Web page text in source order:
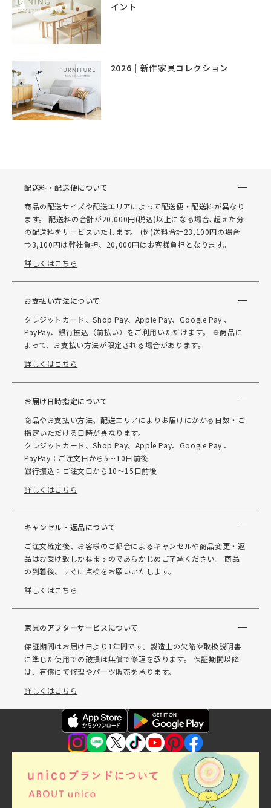
イント
2026｜新作家具コレクション
配送料・配送便について
商品の配送サイズや配送エリアによって配送便・配送料が異なり
ます。 配送料の合計が20,000円(税込)以上になる場合､超えた分
の配送料をサービスいたします。 (例)送料合計23,100円の場合
⇒3,100円は弊社負担、20,000円はお客様負担となります。
詳しくはこちら
お支払い方法について
クレジットカード、Shop Pay、Apple Pay、Google Pay 、
PayPay、銀行振込（前払い）をご利用いただけます。 ※商品に
よって、お支払い方法が限定される場合があります。
詳しくはこちら
お届け日時指定について
商品やお支払い方法、配送エリアによりお届けにかかる日数・ご
指定いただける日時が異なります。
クレジットカード、Shop Pay、Apple Pay、Google Pay 、
PayPay：ご注文日から5～10日前後
銀行振込：ご注文日から10～15日前後
詳しくはこちら
キャンセル・返品について
ご注文確定後、お客様のご都合によるキャンセルや商品変更・返
品はお受け致しかねますのであらかじめご了承ください。 商品
の到着後、すぐに点検をお願いいたします。
詳しくはこちら
家具のアフターサービスについて
保証期間はお届け日より1年間です。製造上の欠陥や取扱説明書
に準じた使用での破損は無償で修理を承ります。 保証期間以降
は、有償にて修理やパーツ販売を承ります。
詳しくはこちら